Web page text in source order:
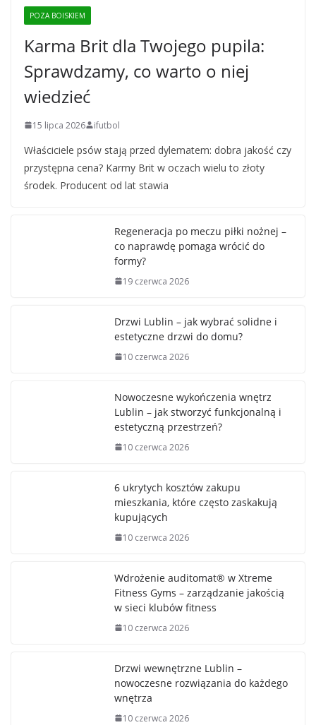
POZA BOISKIEM
Karma Brit dla Twojego pupila:
Sprawdzamy, co warto o niej
wiedzieć
15 lipca 2026 ifutbol
Właściciele psów stają przed dylematem: dobra jakość czy
przystępna cena? Karmy Brit w oczach wielu to złoty
środek. Producent od lat stawia
Regeneracja po meczu piłki nożnej –
co naprawdę pomaga wrócić do
formy?
19 czerwca 2026
Drzwi Lublin – jak wybrać solidne i
estetyczne drzwi do domu?
10 czerwca 2026
Nowoczesne wykończenia wnętrz
Lublin – jak stworzyć funkcjonalną i
estetyczną przestrzeń?
10 czerwca 2026
6 ukrytych kosztów zakupu
mieszkania, które często zaskakują
kupujących
10 czerwca 2026
Wdrożenie auditomat® w Xtreme
Fitness Gyms – zarządzanie jakością
w sieci klubów fitness
10 czerwca 2026
Drzwi wewnętrzne Lublin –
nowoczesne rozwiązania do każdego
wnętrza
10 czerwca 2026